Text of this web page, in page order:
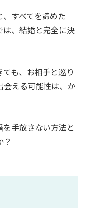
、すべてを諦めた
は、結婚と完全に決
も、お相手と巡り
会える可能性は、か
手放さない方法と